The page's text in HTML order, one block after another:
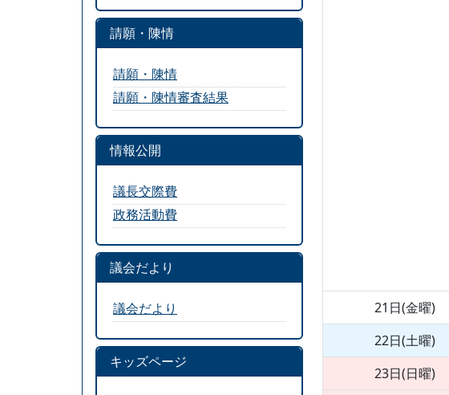
21日(金曜)
22日(土曜)
23日(日曜)
請願・陳情
請願・陳情
請願・陳情審査結果
情報公開
議長交際費
政務活動費
議会だより
議会だより
キッズページ